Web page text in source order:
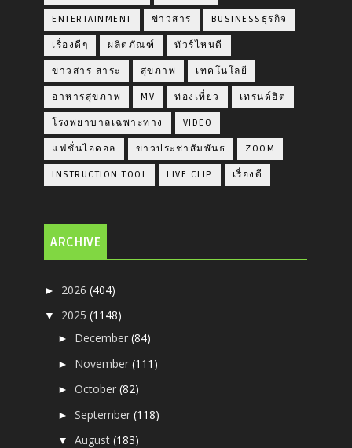
ENTERTAINMENT ข่าวสาร BUSINESSธุรกิจ
เรื่องดีๆ ผลิตภัณฑ์ ทัวร์ไหนดี
ข่าวสาร สาระ สุขภาพ เทคโนโลยี
อาหารสุขภาพ MV ท่องเที่ยว เทรนด์ฮิต
โรงพยาบาลเฉพาะทาง VIDEO
แฟชั่นไอดอล ข่าวประชาสัมพันธ ZOOM
INSTRUCTION TOOL LIVE CLIP เรื่องดี
ARCHIVE
► 2026(404)
▼ 2025(1148)
► December(84)
► November(111)
►October(82)
►September(118)
▼August(183)